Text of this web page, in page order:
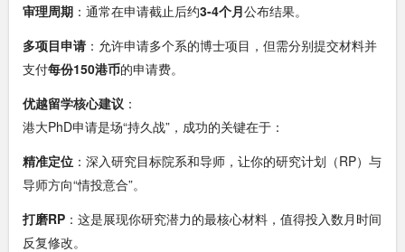
审理周期 ：通常在申请截止后约3-4个月公布结果。
多项目申请：允许申请多个系的博士项目，但需分别提交材料并
支付每份150港币的申请费。
优越留学核心建议 ：
港大PhD申请是场“持久战”，成功的关键在于：
精准定位 ：深入研究目标院系和导师，让你的研究计划（RP）与
导师方向“情投意合”。
打磨RP ：这是展现你研究潜力的最核心材料，值得投入数月时间
反复修改。